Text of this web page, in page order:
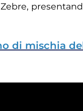
di mischia